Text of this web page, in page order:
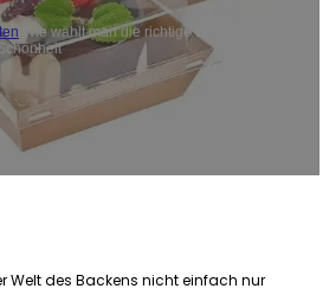
Wie wählt man die richtige Bäckereibox? Das
Welt des Backens nicht einfach nur